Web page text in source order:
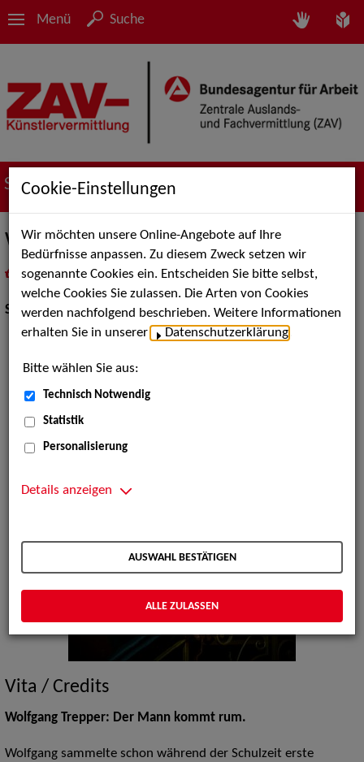
Menü Suche
Suche nach Künstler*innen
Wolfgang Trepper
als PDF speichern
inMeine Merklistelegen
Show Acts:Comedy, Kabarett
Vita / Credits
Wolfgang Trepper: Der Mann kommt rum.
Wolfgang sammelte schon während der Schulzeit erste
Cookie-Einstellungen
Wir möchten unsere Online-Angebote auf Ihre
Bedürfnisse anpassen. Zu diesem Zweck setzen wir
sogenannte Cookies ein. Entscheiden Sie bitte selbst,
welche Cookies Sie zulassen. Die Arten von Cookies
werden nachfolgend beschrieben. Weitere Informationen
erhalten Sie in unserer
Datenschutzerklärung
Bitte wählen Sie aus:
Technisch Notwendig
Statistik
Personalisierung
Details anzeigen
AUSWAHL BESTÄTIGEN
ALLE ZULASSEN